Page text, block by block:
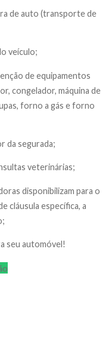
de auto (transporte de
veículo;
de equipamentos
congelador, máquina de
forno a gás e forno
da segurada;
veterinárias;
disponibilizam para o
cláusula específica, a
seu automóvel!